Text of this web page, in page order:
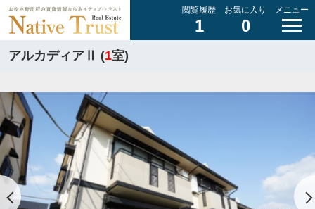
閲覧履歴
1
お気に入り
0
メニュー
アルカディアⅡ (1室)